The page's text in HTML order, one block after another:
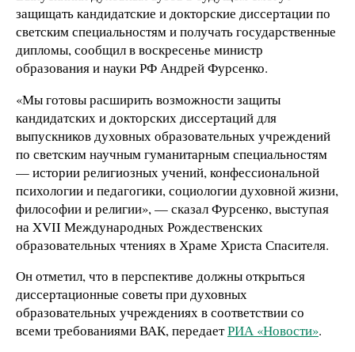
защищать кандидатские и докторские диссертации по
светским специальностям и получать государственные
дипломы, сообщил в воскресенье министр
образования и науки РФ Андрей Фурсенко.
«Мы готовы расширить возможности защиты
кандидатских и докторских диссертаций для
выпускников духовных образовательных учреждений
по светским научным гуманитарным специальностям
— истории религиозных учений, конфессиональной
психологии и педагогики, социологии духовной жизни,
философии и религии», — сказал Фурсенко, выступая
на XVII Международных Рождественских
образовательных чтениях в Храме Христа Спасителя.
Он отметил, что в перспективе должны открыться
диссертационные советы при духовных
образовательных учреждениях в соответствии со
всеми требованиями ВАК, передаетРИА «Новости».